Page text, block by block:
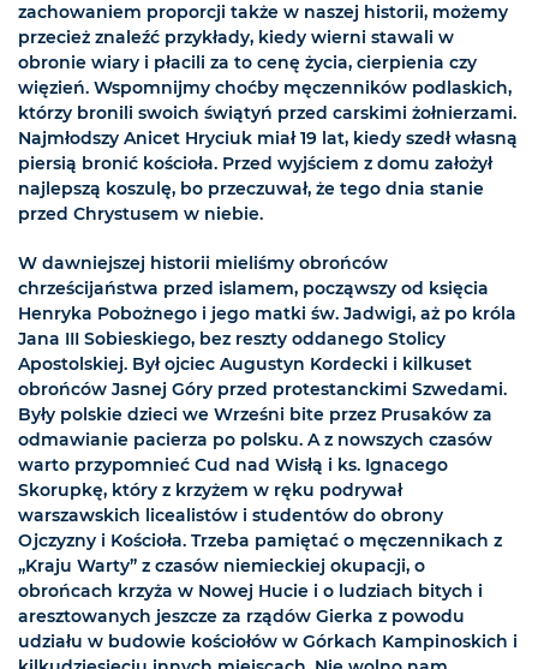
zachowaniem proporcji także w naszej historii, możemy
przecież znaleźć przykłady, kiedy wierni stawali w
obronie wiary i płacili za to cenę życia, cierpienia czy
więzień. Wspomnijmy choćby męczenników podlaskich,
którzy bronili swoich świątyń przed carskimi żołnierzami.
Najmłodszy Anicet Hryciuk miał 19 lat, kiedy szedł własną
piersią bronić kościoła. Przed wyjściem z domu założył
najlepszą koszulę, bo przeczuwał, że tego dnia stanie
przed Chrystusem w niebie.
W dawniejszej historii mieliśmy obrońców
chrześcijaństwa przed islamem, począwszy od księcia
Henryka Pobożnego i jego matki św. Jadwigi, aż po króla
Jana III Sobieskiego, bez reszty oddanego Stolicy
Apostolskiej. Był ojciec Augustyn Kordecki i kilkuset
obrońców Jasnej Góry przed protestanckimi Szwedami.
Były polskie dzieci we Wrześni bite przez Prusaków za
odmawianie pacierza po polsku. A z nowszych czasów
warto przypomnieć Cud nad Wisłą i ks. Ignacego
Skorupkę, który z krzyżem w ręku podrywał
warszawskich licealistów i studentów do obrony
Ojczyzny i Kościoła. Trzeba pamiętać o męczennikach z
„Kraju Warty” z czasów niemieckiej okupacji, o
obrońcach krzyża w Nowej Hucie i o ludziach bitych i
aresztowanych jeszcze za rządów Gierka z powodu
udziału w budowie kościołów w Górkach Kampinoskich i